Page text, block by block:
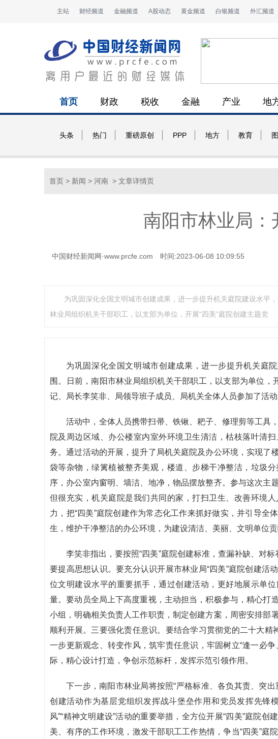
主站 财经频道 金融频道 A股动态 黄金频道 白银频道 外汇频道
首页 财政 税收 金融 产业 地
头条 热门 重磅原创 PPP 地方 教育
首页 > 新闻 > 河南 > 文章详情页
南阳市林业局：
中国财经新闻网·www.prcfe.com 时间:2023-06-08 10:09:55
为巩固深化全国文明城市创建成果，进一步提升机关庭院建设水平
林业局组织机关干部职工，以支部为单位，开展“四美”庭院创建主题党
为巩固深化全国文明城市创建成果，进一步提升机关庭
围。日前，南阳市林业局组织机关干部职工，以支部为单位，
记、局长李笑非、局领导班子成员、局机关全体人员参加了活动
活动中，全体人员携带扫帚、铁锹、耙子、修理剪等工具
院及周边区域、办公楼室内室外环境卫生清洁，枯枝落叶清
务。通过活动的开展，提升了局机关庭院及办公环境，实现了
袋等杂物，绿篱植被整齐美观，楼道、步梯干净整洁，垃圾
序，办公室内窗明、墙洁、地净，物品摆放整齐。参与这次主
但很充实，机关庭院是我们共同的家，打扫卫生、改善环境
力，把“四美”庭院创建作为常态化工作来抓好做实，并引导全
生，维护干净整洁的办公环境，为建设清洁、美丽、文明单位贡
李笑非指出，要按照“四美”庭院创建标准，查漏补缺、对
要提高思想认识。要充分认识开展市林业局“四美”庭院创建活
位文明建设水平的重要抓手，通过创建活动，更好地展示单
量。要动员全局上下高度重视，主动担当，积极参与，精心打
小组，明确相关负责人工作职责，制定创建方案，周密安排部
顺利开展。三要强化责任意识。要结合学习贯彻党的二十大精
一步更新观念、转变作风，筑牢责任意识，牢固树立“逢一必
际，精心设计打造，争创示范标杆，发挥示范引领作用。
下一步，南阳市林业局将按照“严格标准、各负其责、突
创建活动作为基层党组织发挥战斗堡垒作用和党员发挥先锋
风”“精神文明建设”活动的重要举措，全方位开展“四美”庭院
美、有序的工作环境，激发干部职工工作热情，争当“四美”庭